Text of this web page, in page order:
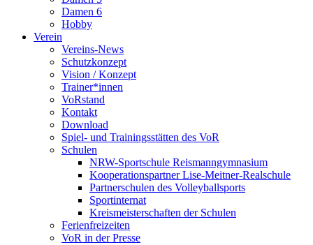
Damen 6
Hobby
Verein
Vereins-News
Schutzkonzept
Vision / Konzept
Trainer*innen
VoRstand
Kontakt
Download
Spiel- und Trainingsstätten des VoR
Schulen
NRW-Sportschule Reismanngymnasium
Kooperationspartner Lise-Meitner-Realschule
Partnerschulen des Volleyballsports
Sportinternat
Kreismeisterschaften der Schulen
Ferienfreizeiten
VoR in der Presse